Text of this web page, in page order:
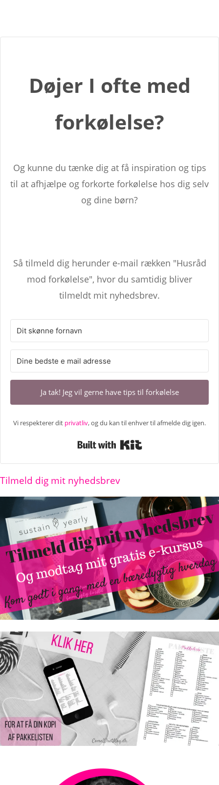
Døjer I ofte med
forkølelse?
Og kunne du tænke dig at få inspiration og tips
til at afhjælpe og forkorte forkølelse hos dig selv
og dine børn?
Så tilmeld dig herunder e-mail rækken "Husråd
mod forkølelse", hvor du samtidig bliver
tilmeldt mit nyhedsbrev.
Ja tak! Jeg vil gerne have tips til forkølelse
Vi respekterer dit privatliv, og du kan til enhver til afmelde dig igen.
Tilmeld dig mit nyhedsbrev